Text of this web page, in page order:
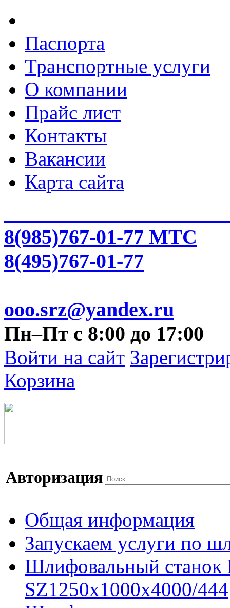
Паспорта
Транспортные услуги
О компании
Прайс лист
Контакты
Вакансии
Карта сайта
8(985)767-01-77 МТС
8(495)767-01-77
ooo.srz@yandex.ru
Пн–Пт с 8:00 до 17:00
Войти на сайт
Корзина
Авторизация
Общая информация
Запускаем услуги по
Шлифовальный
SZ1250x1000x4000/444